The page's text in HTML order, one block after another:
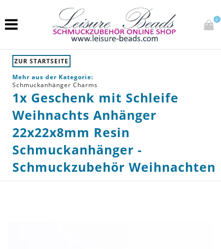
0
ZUR STARTSEITE
Mehr aus der Kategorie:
Schmuckanhänger Charms
1x Geschenk mit Schleife
Weihnachts Anhänger
22x22x8mm Resin
Schmuckanhänger -
Schmuckzubehör Weihnachten